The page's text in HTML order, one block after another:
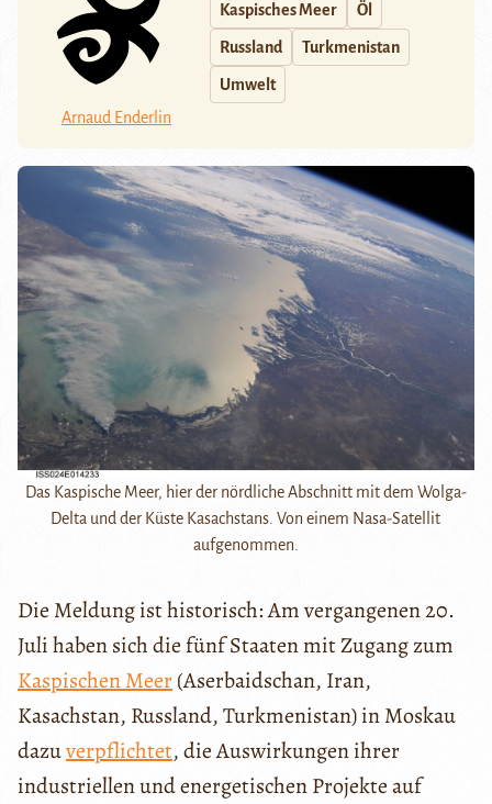
Arnaud Enderlin
Kaspisches Meer Öl
Russland Turkmenistan
Umwelt
Das Kaspische Meer, hier der nördliche Abschnitt mit dem Wolga-
Delta und der Küste Kasachstans. Von einem Nasa-Satellit
aufgenommen.
Die Meldung ist historisch: Am vergangenen 20.
Juli haben sich die fünf Staaten mit Zugang zum
Kaspischen Meer(Aserbaidschan, Iran,
Kasachstan, Russland, Turkmenistan) in Moskau
dazuverpflichtet, die Auswirkungen ihrer
industriellen und energetischen Projekte auf